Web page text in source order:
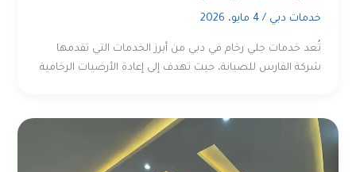
خدمات دبي /4 مايو، 2026
تُعد خدمات جلي رخام في دبي من أبرز الخدمات التي تقدمها
شركة الفارس للصيانة، حيث تهدف إلى إعادة الأرضيات الرخامية